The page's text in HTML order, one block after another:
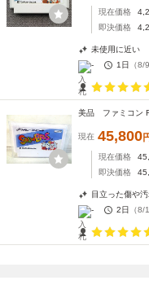
現在価格
即決価格
未使用に近い
-
1日 （8/
美品 ファミコン
現在 45,800
現在価格
即決価格
目立った傷や汚
-
2日 （8/